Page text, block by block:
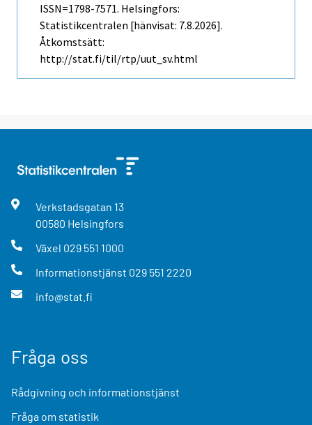
ISSN=1798-7571. Helsingfors:
Statistikcentralen [hänvisat: 7.8.2026].
Åtkomstsätt:
http://stat.fi/til/rtp/uut_sv.html
Verkstadsgatan 13
00580 Helsingfors
Växel 029 551 1000
Informationstjänst 029 551 2220
info@stat.fi
Fråga oss
Rådgivning och informationstjänst
Fråga om statistik